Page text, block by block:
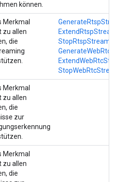
können.
Merkmal
zu allen
die
ExtendRtspStream
StopRtspStream
Merkmal
zu allen
die
zur
Merkmal
zu allen
die